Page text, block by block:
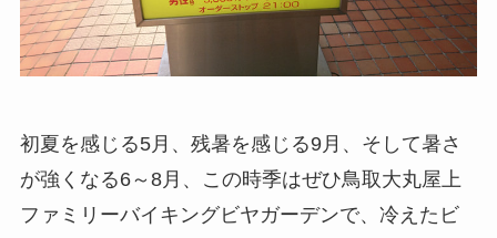
初夏を感じる5月、残暑を感じる9月、そして暑さ
が強くなる6～8月、この時季はぜひ鳥取大丸屋上
ファミリーバイキングビヤガーデンで、冷えたビ